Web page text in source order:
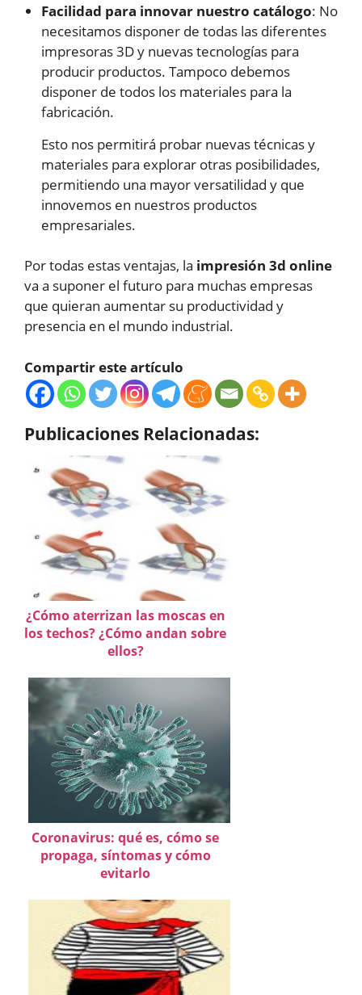
Facilidad para innovar nuestro catálogo: No
necesitamos disponer de todas las diferentes
impresoras 3D y nuevas tecnologías para
producir productos. Tampoco debemos
disponer de todos los materiales para la
fabricación.
Esto nos permitirá probar nuevas técnicas y
materiales para explorar otras posibilidades,
permitiendo una mayor versatilidad y que
innovemos en nuestros productos
empresariales.
Por todas estas ventajas, la impresión 3d online
va a suponer el futuro para muchas empresas
que quieran aumentar su productividad y
presencia en el mundo industrial.
Compartir este artículo
Publicaciones Relacionadas:
¿Cómo aterrizan las moscas en
los techos? ¿Cómo andan sobre
ellos?
Coronavirus: qué es, cómo se
propaga, síntomas y cómo
evitarlo